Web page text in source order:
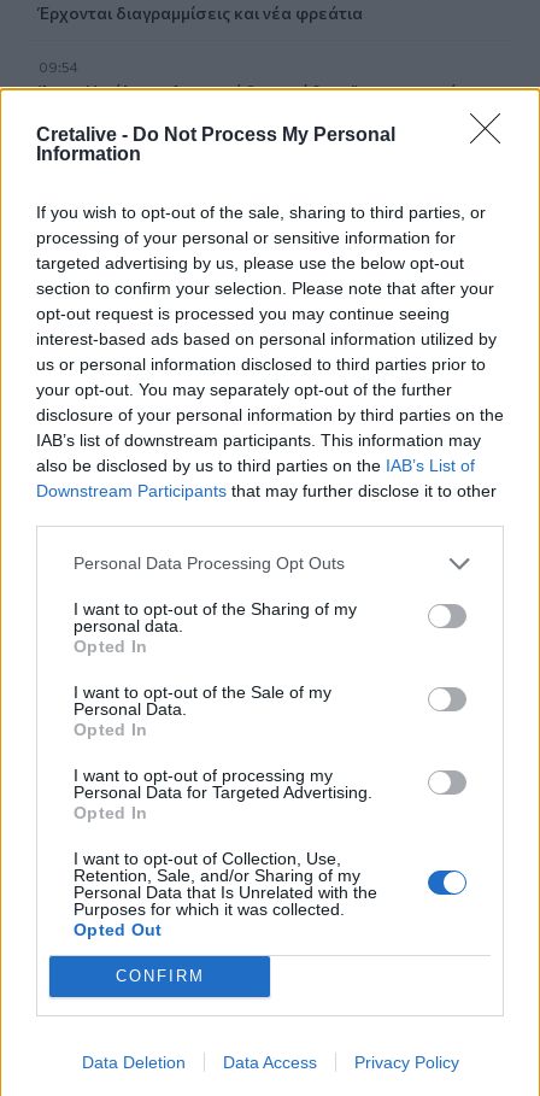
Cretalive - Do Not Process My Personal
Information
If you wish to opt-out of the sale, sharing to third parties, or
processing of your personal or sensitive information for
targeted advertising by us, please use the below opt-out
section to confirm your selection. Please note that after your
opt-out request is processed you may continue seeing
interest-based ads based on personal information utilized by
us or personal information disclosed to third parties prior to
your opt-out. You may separately opt-out of the further
disclosure of your personal information by third parties on the
IAB’s list of downstream participants. This information may
also be disclosed by us to third parties on the IAB’s List of
Downstream Participants that may further disclose it to other
Personal Data Processing Opt Outs
I want to opt-out of the Sharing of my
personal data.
Opted In
I want to opt-out of the Sale of my
Personal Data.
Opted In
I want to opt-out of processing my
Personal Data for Targeted Advertising.
Opted In
I want to opt-out of Collection, Use,
Retention, Sale, and/or Sharing of my
Personal Data that Is Unrelated with the
Purposes for which it was collected.
Opted Out
CONFIRM
Data Deletion Data Access Privacy Policy
Έρχονται διαγραμμίσεις και νέα φρεάτια
09:54
Άγιος Νικόλαος: Αγροτικό "καρφώθηκε" σε φορτηγό
09:50
09:44
Χωρίς ενεργό μέτωπο η φωτιά στο Καρύδι Σητείας -
Παραμένουν δυνάμεις στο σημείο
09:31
Θεσσαλονίκη: Η παρατεταμένη ανομβρία απειλεί τη
λιμνοθάλασσα Καλοχωρίου
09:22
Ιός Δυτικού Νείλου: Στα 65 τα κρούσματα στην Ελλάδα
09:12
Ρωσία: Διαψεύδει εμπλοκή σε στρατολόγηση
09:07
Ηράκλειο: Μια σύλληψη για την έκρηξη φιάλης που
αναστάτωσε την Θερίσσου
09:06
09:03
αξίζουν
09:00
"Επένδυση" - παγίδα: 55χρονος στην Κρήτη έχασε
100.000€ από επιτήδειους